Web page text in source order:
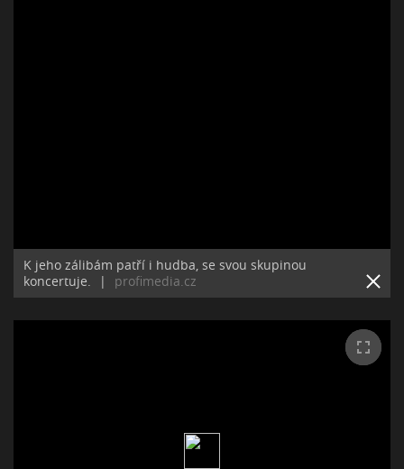
K jeho zálibám patří i hudba, se svou skupinou
koncertuje.
| profimedia.cz